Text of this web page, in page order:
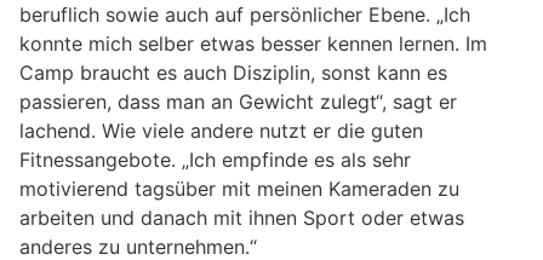
beruflich sowie auch auf persönlicher Ebene. „Ich
konnte mich selber etwas besser kennen lernen. Im
Camp braucht es auch Disziplin, sonst kann es
passieren, dass man an Gewicht zulegt“, sagt er
lachend. Wie viele andere nutzt er die guten
Fitnessangebote. „Ich empfinde es als sehr
motivierend tagsüber mit meinen Kameraden zu
arbeiten und danach mit ihnen Sport oder etwas
anderes zu unternehmen.“